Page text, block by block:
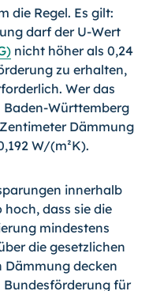
die Regel. Es gilt:
darf der U-Wert
nicht höher als 0,24
zu erhalten,
Wer das
Baden-Württemberg
Dämmung
W/(m²K).
innerhalb
hoch, dass sie die
mindestens
die gesetzlichen
Dämmung decken
Bundesförderung für